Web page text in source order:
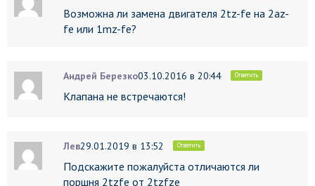
Возможна ли замена двигателя 2tz-fe на 2az-
fe или 1mz-fe?
Андрей Березко03.10.2016 в 20:44 Ответить
Клапана не встречаются!
Лев29.01.2019 в 13:52 Ответить
Подскажите пожалуйста отличаются ли
поршня 2tzfe от 2tzfze